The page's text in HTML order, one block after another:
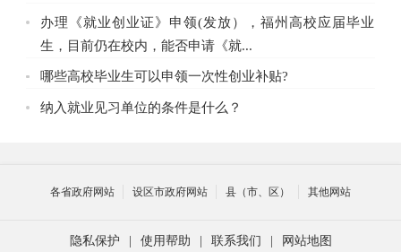
办理《就业创业证》申领(发放），福州高校应届毕业
生，目前仍在校内，能否申请《就...
哪些高校毕业生可以申领一次性创业补贴?
纳入就业见习单位的条件是什么？
各省政府网站 设区市政府网站 县（市、区） 其他网站
隐私保护 | 使用帮助 | 联系我们 | 网站地图